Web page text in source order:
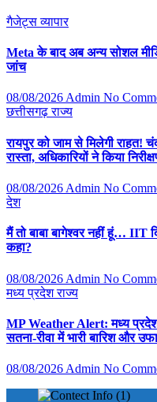
गैजेट्सव्यापार
Meta के बाद अब अन्य सोशल
जांच
08/08/2026Admin No
छत्तीसगढ़राज्य
रायपुर को जाम से मिलेगी राहत!
रास्ता, अधिकारियों ने किया
08/08/2026 Admin No
देश
मैं तो बाबा बागेश्वर नहीं हूं… IIT
कहा?
08/08/2026 Admin No
मध्य प्रदेशराज्य
MP Weather Alert: मध्य प्रदेश
सतना-रीवा में भारी बारिश और
08/08/2026 Admin No